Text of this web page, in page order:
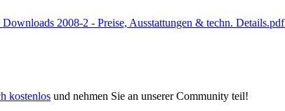
2008-2 - Preise, Ausstattungen & techn. Details.pdf
kostenlos und nehmen Sie an unserer Community teil!